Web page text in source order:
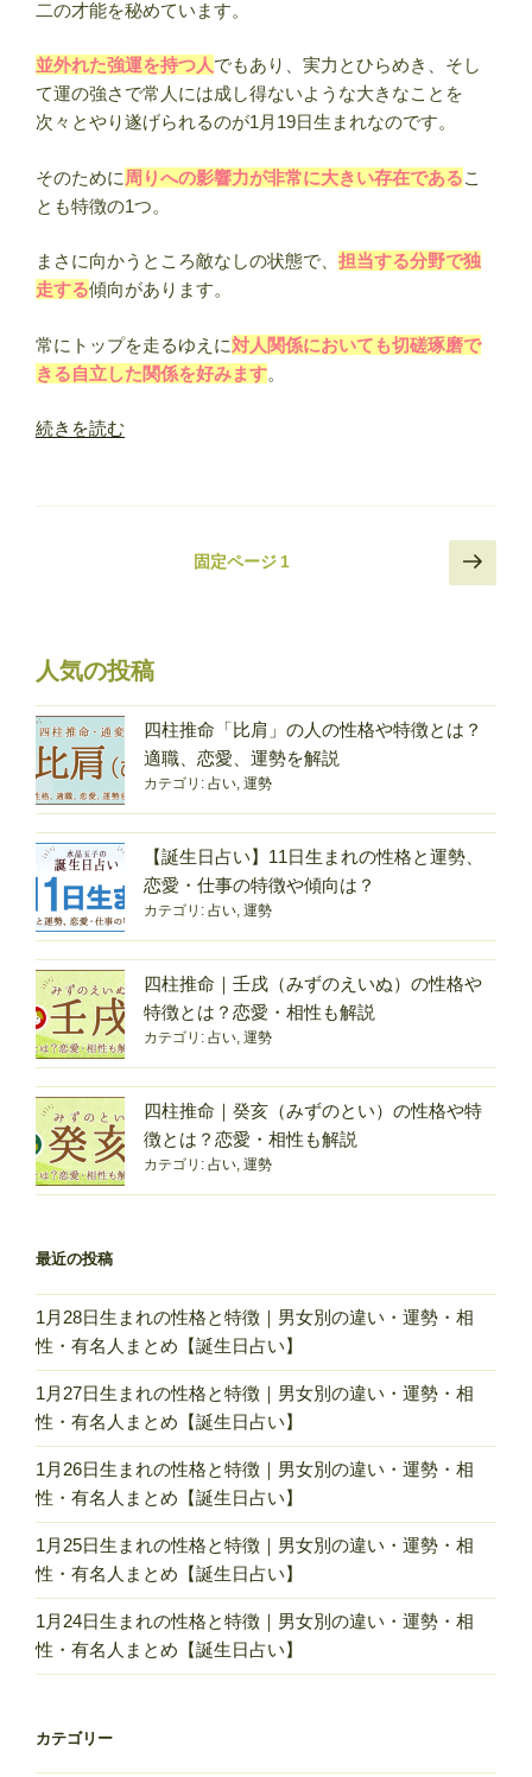
占
い】”
の
二の才能を秘めています。
並外れた強運を持つ人でもあり、実力とひらめき、そし
て運の強さで常人には成し得ないような大きなことを
次々とやり遂げられるのが1月19日生まれなのです。
そのために 周りへの影響力が非常に大きい存在であるこ
とも特徴の1つ。
まさに向かうところ敵なしの状態で、 担当する分野で独
走する傾向があります。
常にトップを走るゆえに対人関係においても切磋琢磨で
きる自立した関係を好みます。
“1
日
性
格
と
特
徴
｜
女
別
の
違
い・
運
勢・
相
性・
有
名
人
ま
め
生
日
占
い】”
の
続きを読む
ペ
ー
ジ
送
り
固定ページ 1
次
の
人気の投稿
四柱推命「比肩」の人の性格や特徴とは？
適職、恋愛、運勢を解説
カテゴリ: 占い 運勢
【誕生日占い】11日生まれの性格と運勢、
恋愛・仕事の特徴や傾向は？
カテゴリ: 占い 運勢
四柱推命｜壬戌（みずのえいぬ）の性格や
特徴とは？恋愛・相性も解説
カテゴリ: 占い 運勢
四柱推命｜癸亥（みずのとい）の性格や特
徴とは？恋愛・相性も解説
カテゴリ: 占い 運勢
最近の投稿
1月28日生まれの性格と特徴｜男女別の違い・運勢・相
性・有名人まとめ【誕生日占い】
1月27日生まれの性格と特徴｜男女別の違い・運勢・相
性・有名人まとめ【誕生日占い】
1月26日生まれの性格と特徴｜男女別の違い・運勢・相
性・有名人まとめ【誕生日占い】
1月25日生まれの性格と特徴｜男女別の違い・運勢・相
性・有名人まとめ【誕生日占い】
1月24日生まれの性格と特徴｜男女別の違い・運勢・相
性・有名人まとめ【誕生日占い】
カテゴリー